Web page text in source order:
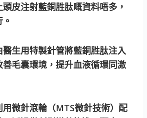
皮注射藍銅胜肽嘅資料唔多，
生用特製針管將藍銅胜肽注入
毛囊環境，提升血液循環同激
用微針滾輪（MTS微針技術）配